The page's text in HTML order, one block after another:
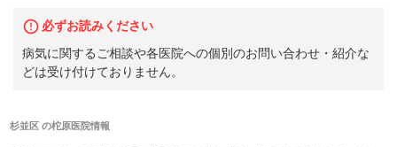
必ずお読みください
病気に関するご相談や各医院への個別のお問い合わせ・紹介な
どは受け付けておりません。
杉並区の柁原医院情報